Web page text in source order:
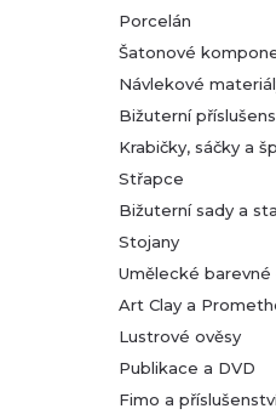
Porcelán
Šatonové
Návlekové
Bižuterní
Krabičky, sáčky a
Střapce
Bižuterní sady a
Stojany
Umělecké
Art Clay a
Lustrové ověsy
Publikace a DVD
Fimo a